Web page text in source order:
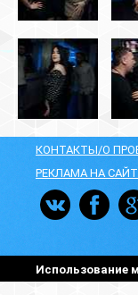
КОНТАКТЫ/О
РЕКЛАМА НА
Использование